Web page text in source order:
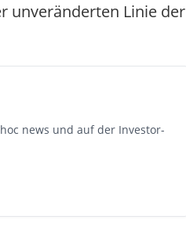
unveränderten Linie der
news und auf der Investor-